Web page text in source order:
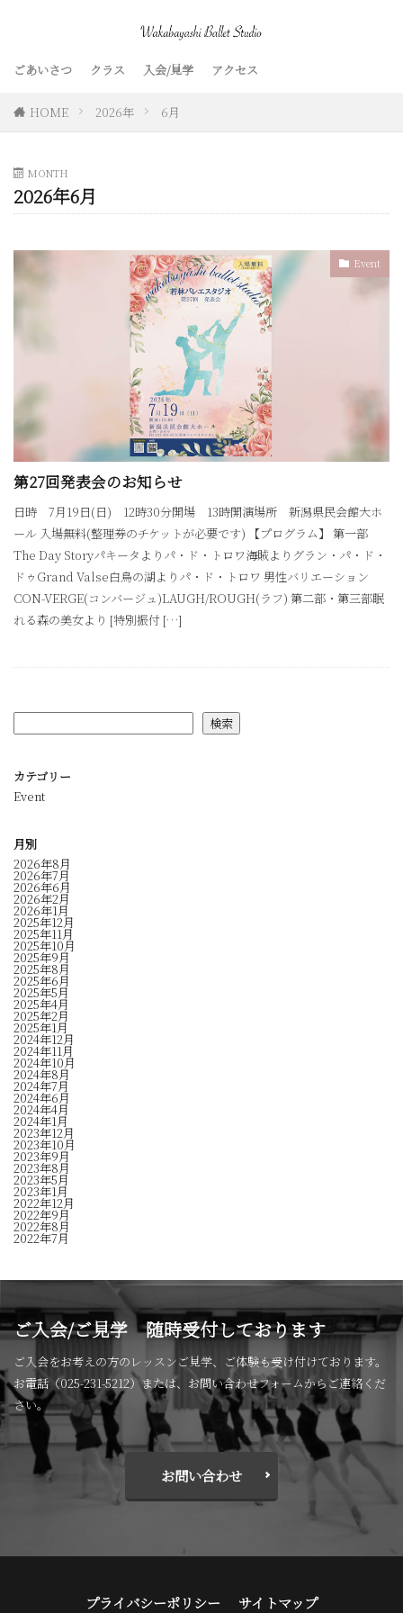
ごあいさつ クラス 入会/見学 アクセス
HOME 2026年 6月
MONTH
2026年6月
Event
第27回発表会のお知らせ
日時 7月19日(日) 12時30分開場 13時開演場所 新潟県民会館大ホ
ール 入場無料(整理券のチケットが必要です) 【プログラム】 第一部
The Day Storyパキータよりパ・ド・トロワ海賊よりグラン・パ・ド・
ドゥGrand Valse白鳥の湖よりパ・ド・トロワ 男性バリエーション
CON-VERGE(コンバージュ)LAUGH/ROUGH(ラフ) 第二部・第三部眠
れる森の美女より [特別振付 […]
検索
カテゴリー
Event
月別
2026年8月
2026年7月
2026年6月
2026年2月
2026年1月
2025年12月
2025年11月
2025年10月
2025年9月
2025年8月
2025年6月
2025年5月
2025年4月
2025年2月
2025年1月
2024年12月
2024年11月
2024年10月
2024年8月
2024年7月
2024年6月
2024年4月
2024年1月
2023年12月
2023年10月
2023年9月
2023年8月
2023年5月
2023年1月
2022年12月
2022年9月
2022年8月
2022年7月
ご入会/ご見学 随時受付しております
ご入会をお考えの方のレッスンご見学、ご体験も受け付けております。
お電話（025-231-5212）または、お問い合わせフォームからご連絡くだ
さい。
お問い合わせ
プライバシーポリシー サイトマップ